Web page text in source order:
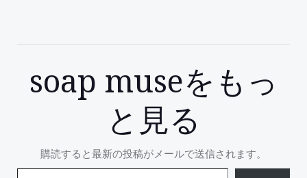
soap museをもっ
と見る
購読すると最新の投稿がメールで送信されます。
メールアドレスを入力...